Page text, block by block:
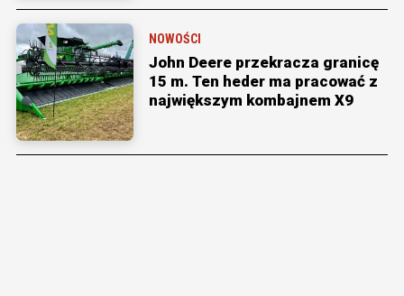
NOWOŚCI
John Deere przekracza granicę
15 m. Ten heder ma pracować z
największym kombajnem X9